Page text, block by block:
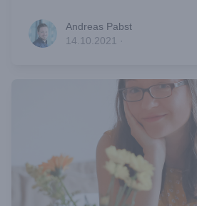
Andreas Pabst
Andreas Pabst
14.10.2021 ·